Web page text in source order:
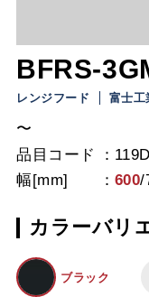
BFRS-
レンジフード 富士工
〜
品目コード
幅[mm]
600/
カラーバリ
ブラック